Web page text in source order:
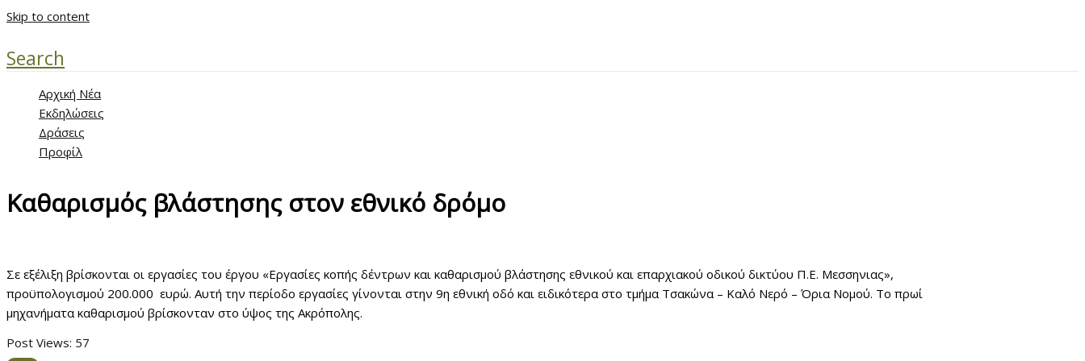
Skip to content
Search
Αρχική Νέα
Εκδηλώσεις
Δράσεις
Προφίλ
Καθαρισμός βλάστησης στον εθνικό δρόμο
Σε εξέλιξη βρίσκονται οι εργασίες του έργου «Εργασίες κοπής δέντρων και καθαρισμού βλάστησης εθνικού και επαρχιακού οδικού δικτύου Π.Ε. Μεσσηνιας»,
προϋπολογισμού 200.000 ευρώ. Αυτή την περίοδο εργασίες γίνονται στην 9η εθνική οδό και ειδικότερα στο τμήμα Τσακώνα – Καλό Νερό – Όρια Νομού. Το πρωί
μηχανήματα καθαρισμού βρίσκονταν στο ύψος της Ακρόπολης.
Post Views: 57